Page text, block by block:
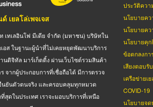
เยลโล่เพจเจส
เทเลอินโฟ มีเดีย จำกัด (มหาชน) บริษัทใน
เอส ในฐานะผู้นำที่ไม่เคยหยุดพัฒนาบริการ
ดิจิทัล มาร์เก็ตติ้ง ผ่านเว็บไซต์รวมสินค้า
จากผู้ประกอบการที่เชื่อถือได้ มีการตรวจ
นยันตัวตนจริง และครอบคลุมทุกหมวด
สุดในประเทศ เราจะมอบบริการที่เหนือ
ประวัติควา
นโยบายค
นโยบายคว
นโยบายคุก
ข้อตกลงกา
เสียงตอบ
เครือข่ายเ
COVID-19
นโยบายจด